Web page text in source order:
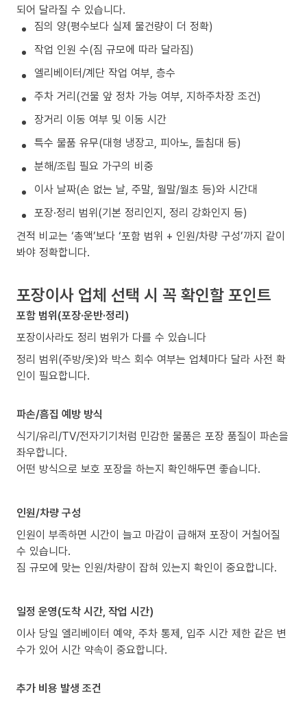
되어 달라질 수 있습니다.
짐의 양(평수보다 실제 물건량이 더 정확)
작업 인원 수(짐 규모에 따라 달라짐)
엘리베이터/계단 작업 여부, 층수
주차 거리(건물 앞 정차 가능 여부, 지하주차장 조건)
장거리 이동 여부 및 이동 시간
특수 물품 유무(대형 냉장고, 피아노, 돌침대 등)
분해/조립 필요 가구의 비중
이사 날짜(손 없는 날, 주말, 월말/월초 등)와 시간대
포장·정리 범위(기본 정리인지, 정리 강화인지 등)
견적 비교는 ‘총액’보다 ‘포함 범위 + 인원/차량 구성’까지 같이
봐야 정확합니다.
포장이사 업체 선택 시 꼭 확인할 포인트
포함 범위(포장·운반·정리)
포장이사라도 정리 범위가 다를 수 있습니다
정리 범위(주방/옷)와 박스 회수 여부는 업체마다 달라 사전 확
인이 필요합니다.
파손/흠집 예방 방식
식기/유리/TV/전자기기처럼 민감한 물품은 포장 품질이 파손을
좌우합니다.
어떤 방식으로 보호 포장을 하는지 확인해두면 좋습니다.
인원/차량 구성
인원이 부족하면 시간이 늘고 마감이 급해져 포장이 거칠어질
수 있습니다.
짐 규모에 맞는 인원/차량이 잡혀 있는지 확인이 중요합니다.
일정 운영(도착 시간, 작업 시간)
이사 당일 엘리베이터 예약, 주차 통제, 입주 시간 제한 같은 변
수가 있어 시간 약속이 중요합니다.
추가 비용 발생 조건